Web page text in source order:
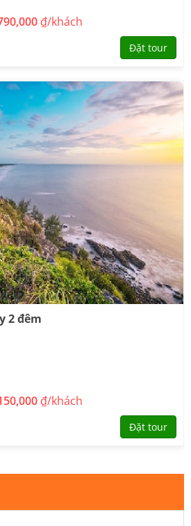
₫/khách
Đặt tour
2 đêm
₫/khách
Đặt tour